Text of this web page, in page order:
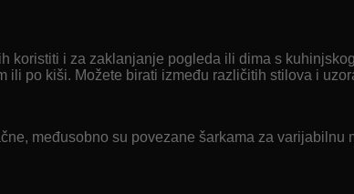
koristiti i za zaklanjanje pogleda ili dima s
po kiši. Možete birati između različitih stilova i
međusobno su povezane šarkama za